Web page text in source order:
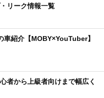
リーク情報一覧
車紹介【MOBY×YouTuber】
者から上級者向けまで幅広く